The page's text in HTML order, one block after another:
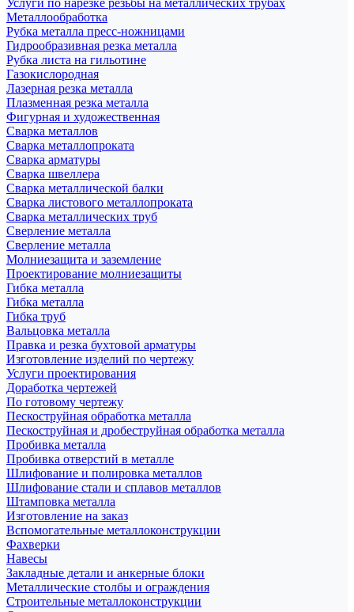
Услуги по нарезке резьбы на металлических трубах
Металлообработка
Рубка металла пресс-ножницами
Гидрообразивная резка металла
Рубка листа на гильотине
Газокислородная
Лазерная резка металла
Плазменная резка металла
Фигурная и художественная
Сварка металлов
Сварка металлопроката
Сварка арматуры
Сварка швеллера
Сварка металлической балки
Сварка листового металлопроката
Сварка металлических труб
Сверление металла
Сверление металла
Молниезащита и заземление
Проектирование молниезащиты
Гибка металла
Гибка металла
Гибка труб
Вальцовка металла
Правка и резка бухтовой арматуры
Изготовление изделий по чертежу
Услуги проектирования
Доработка чертежей
По готовому чертежу
Пескоструйная обработка металла
Пескоструйная и дробеструйная обработка металла
Пробивка металла
Пробивка отверстий в металле
Шлифование и полировка металлов
Шлифование стали и сплавов металлов
Штамповка металла
Изготовление на заказ
Вспомогательные металлоконструкции
Фахверки
Навесы
Закладные детали и анкерные блоки
Металлические столбы и ограждения
Строительные металлоконструкции